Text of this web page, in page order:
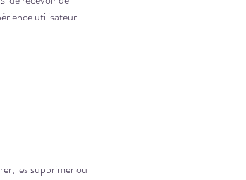
utilisateur.
les supprimer ou